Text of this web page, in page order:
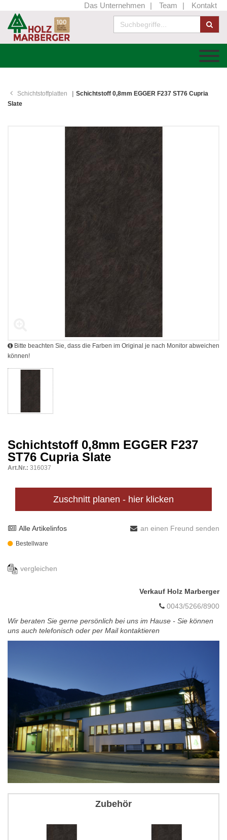
Das Unternehmen Team Kontakt
Schichtstoffplatten
Schichtstoff 0,8mm EGGER F237 ST76 Cupria
Slate
Bitte beachten Sie, dass die Farben im Original je nach Monitor abweichen
können!
Schichtstoff 0,8mm EGGER F237
ST76 Cupria Slate
Art.Nr.: 316037
Zuschnitt planen - hier klicken
Alle Artikelinfos an einen Freund senden
Bestellware
vergleichen
Verkauf Holz Marberger
0043/5266/8900
Wir beraten Sie gerne persönlich bei uns im Hause - Sie können
uns auch telefonisch oder per Mail kontaktieren
Zubehör